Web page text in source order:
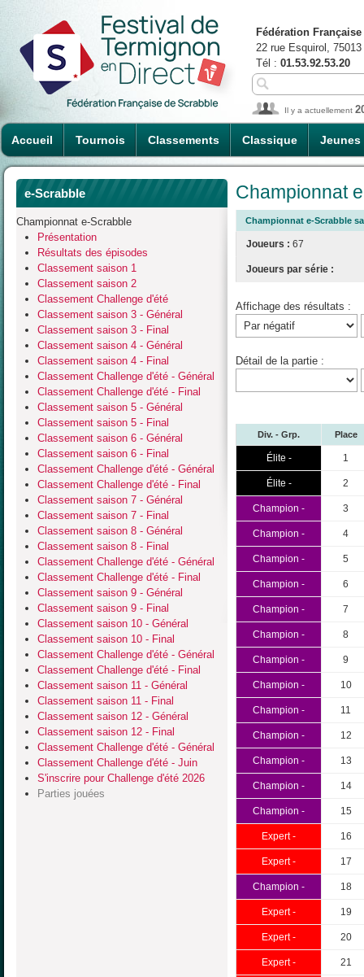
Accueil Tournois Classements Classique Jeunes
Fédération
22 rue Esquirol,
Tél : 01.53.92.53.20
Il y a actuellement
e-Scrabble
Championnat e-Scrabble
Présentation
Résultats des épisodes
Classement saison 1
Classement saison 2
Classement Challenge d'été
Classement saison 3 - Général
Classement saison 3 - Final
Classement saison 4 - Général
Classement saison 4 - Final
Classement Challenge d'été - Général
Classement Challenge d'été - Final
Classement saison 5 - Général
Classement saison 5 - Final
Classement saison 6 - Général
Classement saison 6 - Final
Classement Challenge d'été - Général
Classement Challenge d'été - Final
Classement saison 7 - Général
Classement saison 7 - Final
Classement saison 8 - Général
Classement saison 8 - Final
Classement Challenge d'été - Général
Classement Challenge d'été - Final
Classement saison 9 - Général
Classement saison 9 - Final
Classement saison 10 - Général
Classement saison 10 - Final
Classement Challenge d'été - Général
Classement Challenge d'été - Final
Classement saison 11 - Général
Classement saison 11 - Final
Classement saison 12 - Général
Classement saison 12 - Final
Classement Challenge d'été - Général
Classement Challenge d'été - Juin
S'inscrire pour Challenge d'été 2026
Parties jouées
Championnat
Championnat e-Scrabble
Joueurs : 67
Joueurs par série :
Affichage des résultats :
Détail de la partie :
Div. - Grp. Place
Élite - 1
Élite - 2
Champion - 3
Champion - 4
Champion - 5
Champion - 6
Champion - 7
Champion - 8
Champion - 9
Champion - 10
Champion - 11
Champion - 12
Champion - 13
Champion - 14
Champion - 15
Expert - 16
Expert - 17
Champion - 18
Expert - 19
Expert - 20
Expert - 21